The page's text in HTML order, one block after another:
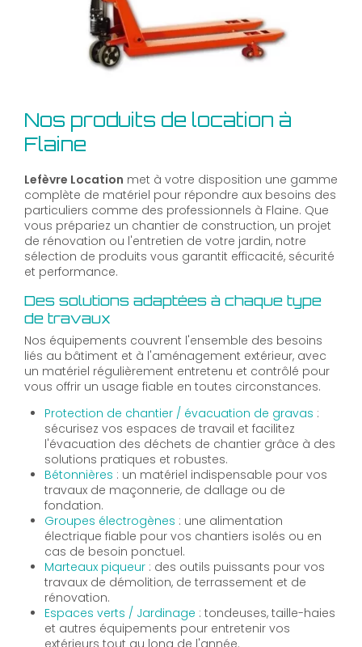
Nos produits de location à
Flaine
Lefèvre Location met à votre disposition une gamme
complète de matériel pour répondre aux besoins des
particuliers comme des professionnels à Flaine. Que
vous prépariez un chantier de construction, un projet
de rénovation ou l'entretien de votre jardin, notre
sélection de produits vous garantit efficacité, sécurité
et performance.
Des solutions adaptées à chaque type
de travaux
Nos équipements couvrent l'ensemble des besoins
liés au bâtiment et à l'aménagement extérieur, avec
un matériel régulièrement entretenu et contrôlé pour
vous offrir un usage fiable en toutes circonstances.
Protection de chantier / évacuation de gravas :
sécurisez vos espaces de travail et facilitez
l'évacuation des déchets de chantier grâce à des
solutions pratiques et robustes.
Bétonnières : un matériel indispensable pour vos
travaux de maçonnerie, de dallage ou de
fondation.
Groupes électrogènes : une alimentation
électrique fiable pour vos chantiers isolés ou en
cas de besoin ponctuel.
Marteaux piqueur : des outils puissants pour vos
travaux de démolition, de terrassement et de
rénovation.
Espaces verts / Jardinage : tondeuses, taille-haies
et autres équipements pour entretenir vos
extérieurs tout au long de l'année.